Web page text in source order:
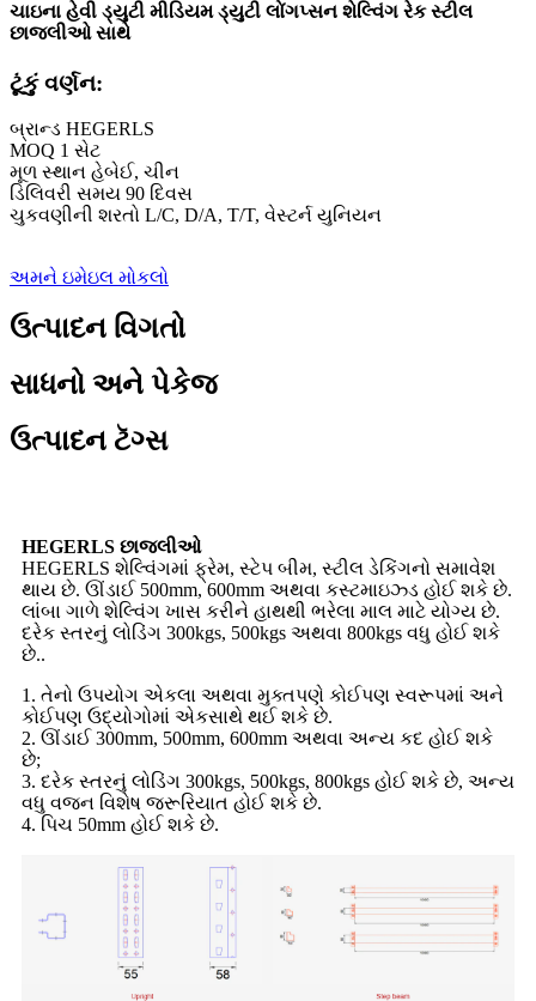
ચાઇના હેવી ડ્યુટી મીડિયમ ડ્યુટી લોંગપ્સન શેલ્વિંગ રેક સ્ટીલ
છાજલીઓ સાથે
ટૂંકું વર્ણન:
બ્રાન્ડ HEGERLS
MOQ 1 સેટ
મૂળ સ્થાન હેબેઈ, ચીન
ડિલિવરી સમય 90 દિવસ
ચુકવણીની શરતો L/C, D/A, T/T, વેસ્ટર્ન યુનિયન
અમને ઇમેઇલ મોકલો
ઉત્પાદન વિગતો
સાધનો અને પેકેજ
ઉત્પાદન ટૅગ્સ
HEGERLS છાજલીઓ
HEGERLS શેલ્વિંગમાં ફ્રેમ, સ્ટેપ બીમ, સ્ટીલ ડેકિંગનો સમાવેશ
થાય છે. ઊંડાઈ 500mm, 600mm અથવા કસ્ટમાઇઝ્ડ હોઈ શકે છે.
લાંબા ગાળે શેલ્વિંગ ખાસ કરીને હાથથી ભરેલા માલ માટે યોગ્ય છે.
દરેક સ્તરનું લોડિંગ 300kgs, 500kgs અથવા 800kgs વધુ હોઈ શકે
છે..
1. તેનો ઉપયોગ એકલા અથવા મુક્તપણે કોઈપણ સ્વરૂપમાં અને
કોઈપણ ઉદ્યોગોમાં એકસાથે થઈ શકે છે.
2. ઊંડાઈ 300mm, 500mm, 600mm અથવા અન્ય કદ હોઈ શકે
છે;
3. દરેક સ્તરનું લોડિંગ 300kgs, 500kgs, 800kgs હોઈ શકે છે, અન્ય
વધુ વજન વિશેષ જરૂરિયાત હોઈ શકે છે.
4. પિચ 50mm હોઈ શકે છે.